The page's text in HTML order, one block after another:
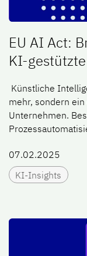
EU AI Act:
KI-
Künstliche
mehr, sondern
Unternehmen.
07.02.2025
KI-Insights